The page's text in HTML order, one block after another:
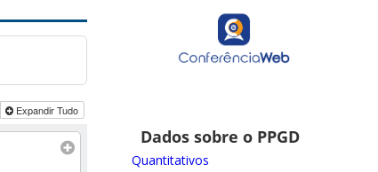
Expandir Tudo
Dados sobre o PPGD
Quantitativos